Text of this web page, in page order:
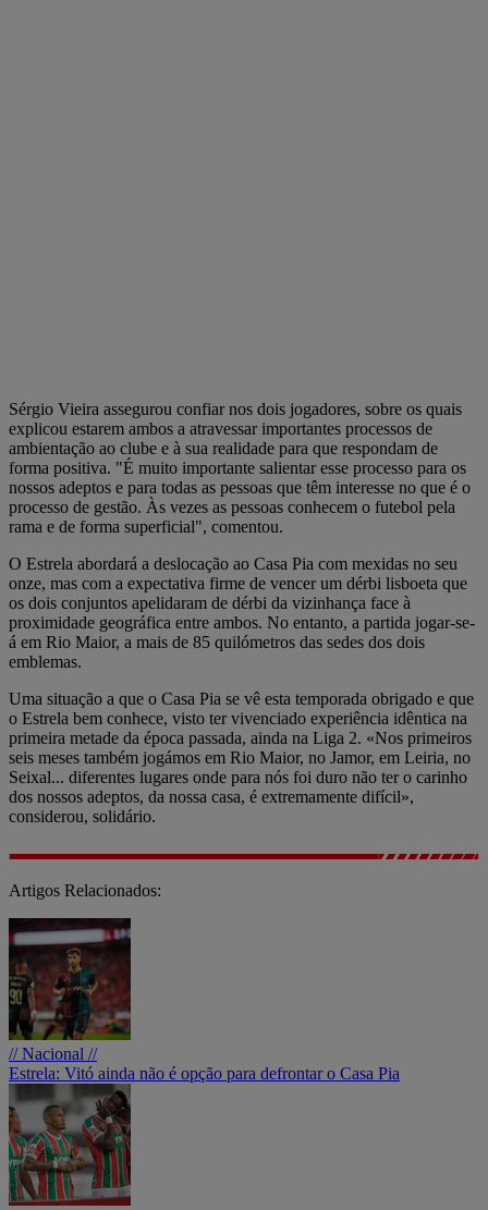
Sérgio Vieira assegurou confiar nos dois jogadores, sobre os quais
explicou estarem ambos a atravessar importantes processos de
ambientação ao clube e à sua realidade para que respondam de
forma positiva. "É muito importante salientar esse processo para os
nossos adeptos e para todas as pessoas que têm interesse no que é o
processo de gestão. Às vezes as pessoas conhecem o futebol pela
rama e de forma superficial", comentou.
O Estrela abordará a deslocação ao Casa Pia com mexidas no seu
onze, mas com a expectativa firme de vencer um dérbi lisboeta que
os dois conjuntos apelidaram de dérbi da vizinhança face à
proximidade geográfica entre ambos. No entanto, a partida jogar-se-
á em Rio Maior, a mais de 85 quilómetros das sedes dos dois
emblemas.
Uma situação a que o Casa Pia se vê esta temporada obrigado e que
o Estrela bem conhece, visto ter vivenciado experiência idêntica na
primeira metade da época passada, ainda na Liga 2. «Nos primeiros
seis meses também jogámos em Rio Maior, no Jamor, em Leiria, no
Seixal... diferentes lugares onde para nós foi duro não ter o carinho
dos nossos adeptos, da nossa casa, é extremamente difícil»,
considerou, solidário.
Artigos Relacionados:
// Nacional //
Estrela: Vitó ainda não é opção para defrontar o Casa Pia